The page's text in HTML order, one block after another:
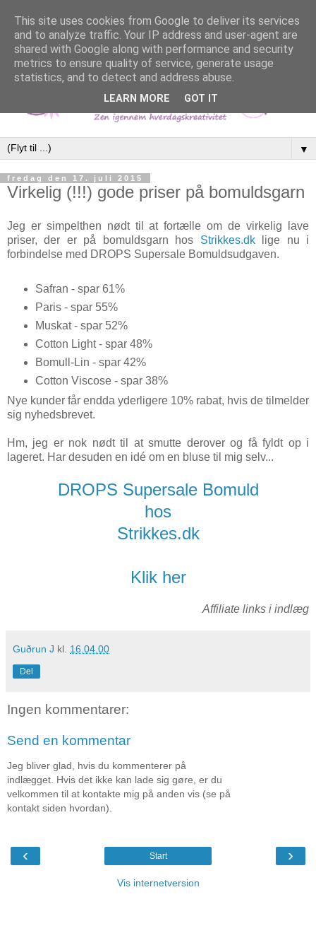
▼
fredag den 17. juli 2015
Virkelig (!!!) gode priser på bomuldsgarn
Jeg er simpelthen nødt til at fortælle om de virkelig lave
priser, der er på bomuldsgarn hos Strikkes.dklige nu i
forbindelse med DROPS Supersale Bomuldsudgaven.
Safran - spar 61%
Paris - spar 55%
Muskat - spar 52%
Cotton Light - spar 48%
Bomull-Lin - spar 42%
Cotton Viscose - spar 38%
Nye kunder får endda yderligere 10% rabat, hvis de tilmelder
sig nyhedsbrevet.
Hm, jeg er nok nødt til at smutte derover og få fyldt op i
lageret. Har desuden en idé om en bluse til mig selv...
DROPS Supersale Bomuld
hos
Strikkes.dk
Klik her
Affiliate links i indlæg
Guðrun J kl. 16.04.00
Del
Ingen kommentarer:
Send en kommentar
Jeg bliver glad, hvis du kommenterer på
indlægget. Hvis det ikke kan lade sig gøre, er du
velkommen til at kontakte mig på anden vis (se på
kontakt siden hvordan).
‹ ›
Start
Vis internetversion
This site uses cookies from Google to deliver its services
and to analyze traffic. Your IP address and user-agent are
shared with Google along with performance and security
metrics to ensure quality of service, generate usage
statistics, and to detect and address abuse.
LEARN MORE GOT IT